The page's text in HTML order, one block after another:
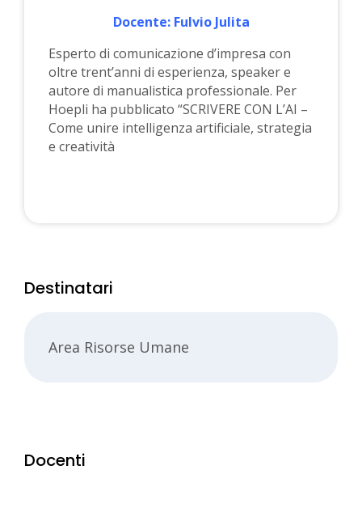
Docente: Fulvio Julita
Esperto di comunicazione d’impresa con
oltre trent’anni di esperienza, speaker e
autore di manualistica professionale. Per
Hoepli ha pubblicato “SCRIVERE CON L’AI –
Come unire intelligenza artificiale, strategia
e creatività
Destinatari
Area Risorse Umane
Docenti